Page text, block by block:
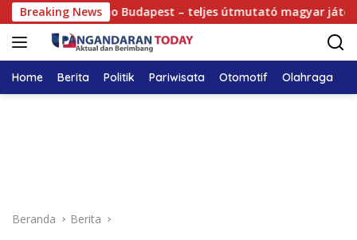
Langsung
ke
konten
Breaking News
National Casino Budapest – teljes útmutató magyar
Home Berita Politik Pariwisata Otomotif Olahraga
Beranda Berita